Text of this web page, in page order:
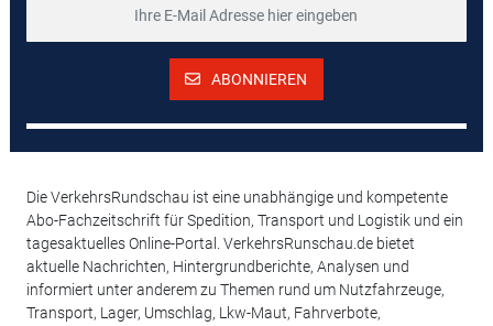
ABONNIEREN
Die VerkehrsRundschau ist eine unabhängige und kompetente
Abo-Fachzeitschrift für Spedition, Transport und Logistik und ein
tagesaktuelles Online-Portal. VerkehrsRunschau.de bietet
aktuelle Nachrichten, Hintergrundberichte, Analysen und
informiert unter anderem zu Themen rund um Nutzfahrzeuge,
Transport, Lager, Umschlag, Lkw-Maut, Fahrverbote,